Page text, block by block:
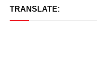
TRANSLATE: